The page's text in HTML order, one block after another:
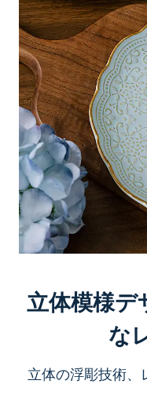
立体模様デ
な
立体の浮彫技術、